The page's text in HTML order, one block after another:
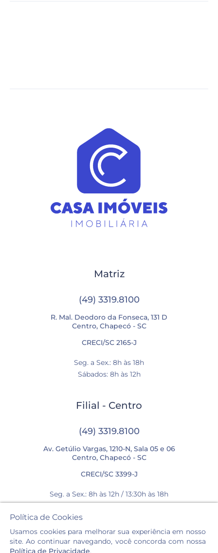
Matriz
(49) 3319.8100
R. Mal. Deodoro da Fonseca, 131 D
Centro, Chapecó - SC
CRECI/SC 2165-J
Seg. a Sex.: 8h às 18h
Sábados: 8h às 12h
Filial - Centro
(49) 3319.8100
Av. Getúlio Vargas, 1210-N, Sala 05 e 06
Centro, Chapecó - SC
CRECI/SC 3399-J
Seg. a Sex.: 8h às 12h / 13:30h às 18h
Sábados: 8h às 12h
Política de Cookies
Usamos cookies para melhorar sua experiência em nosso
site. Ao continuar navegando, você concorda com nossa
Política de Privacidade.